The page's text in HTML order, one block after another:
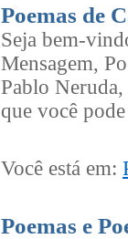
Poemas de
Seja bem-
Mensagem,
Pablo Neruda,
que você
Você está em:
Poemas e